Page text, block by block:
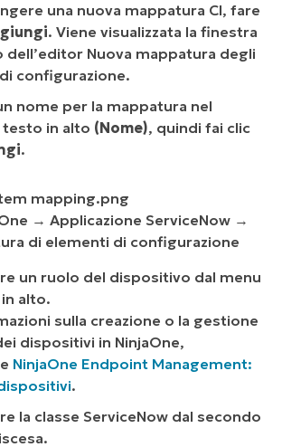
una nuova mappatura CI, fare
. Viene visualizzata la finestra
dell’editor Nuova mappatura degli
configurazione.
nome per la mappatura nel
in alto (Nome), quindi fai clic
.
→ Applicazione ServiceNow →
di elementi di configurazione
un ruolo del dispositivo dal menu
alto.
sulla creazione o la gestione
dispositivi in NinjaOne,
NinjaOne Endpoint Management:
.
la classe ServiceNow dal secondo